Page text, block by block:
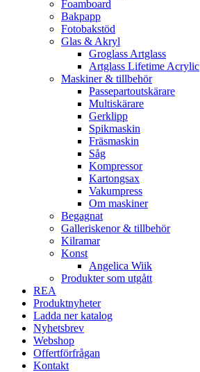
Foamboard
Bakpapp
Fotobakstöd
Glas & Akryl
Groglass Artglass
Artglass Lifetime Acrylic
Maskiner & tillbehör
Passepartoutskärare
Multiskärare
Gerklipp
Spikmaskin
Fräsmaskin
Såg
Kompressor
Kartongsax
Vakumpress
Om maskiner
Begagnat
Galleriskenor & tillbehör
Kilramar
Konst
Angelica Wiik
Produkter som utgått
REA
Produktnyheter
Ladda ner katalog
Nyhetsbrev
Webshop
Offertförfrågan
Kontakt